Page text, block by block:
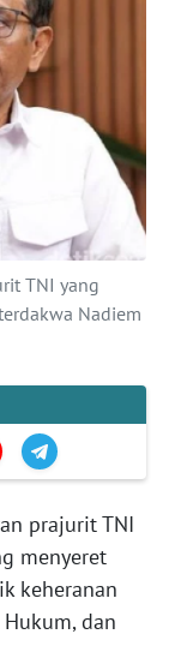
TNI yang
Nadiem
prajurit TNI
menyeret
keheranan
dan